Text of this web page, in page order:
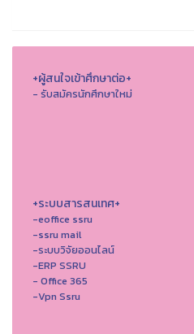
+ผู้สนใจเข้าศึกษาต่อ+
- รับสมัครนักศึกษาใหม่
+ระบบสารสนเทศ+
-eoffice ssru
-ssru mail
-ระบบวิจัยออนไลน์
-ERP SSRU
- Office 365
-Vpn Ssru